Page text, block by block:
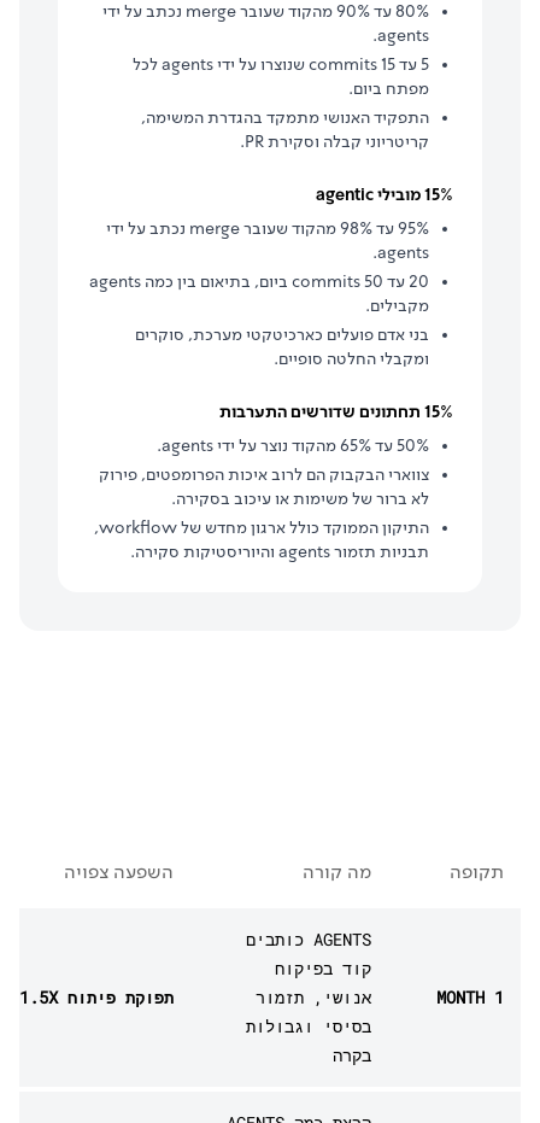
80% עד 90% מהקוד שעובר merge נכתב על ידי
agents.
5 עד 15 commits שנוצרו על ידי agents לכל
מפתח ביום.
התפקיד האנושי מתמקד בהגדרת המשימה,
קריטריוני קבלה וסקירת PR.
15% מובילי agentic
95% עד 98% מהקוד שעובר merge נכתב על ידי
agents.
20 עד 50 commits ביום, בתיאום בין כמה agents
מקבילים.
בני אדם פועלים כארכיטקטי מערכת, סוקרים
ומקבלי החלטה סופיים.
15% תחתונים שדורשים התערבות
50% עד 65% מהקוד נוצר על ידי agents.
צווארי הבקבוק הם לרוב איכות הפרומפטים, פירוק
לא ברור של משימות או עיכוב בסקירה.
התיקון הממוקד כולל ארגון מחדש של workflow,
תבניות תזמור agents והיוריסטיקות סקירה.
תקופה מה קורה השפעה צפויה
MONTH 1
AGENTS כותבים
קוד בפיקוח
אנושי, תזמור
בסיסי וגבולות
בקרה
תפוקת פיתוח 1.5X